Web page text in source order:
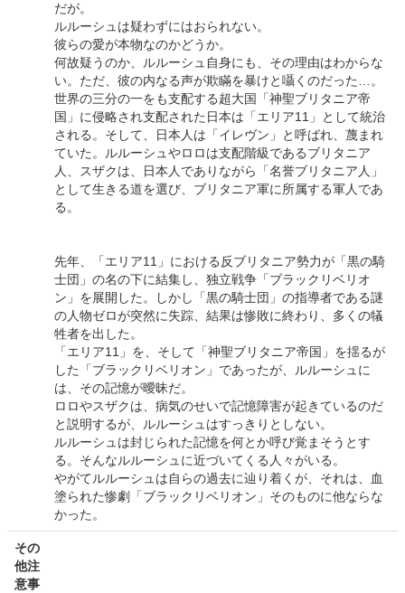
だが。
ルルーシュは疑わずにはおられない。
彼らの愛が本物なのかどうか。
何故疑うのか、ルルーシュ自身にも、その理由はわからな
い。ただ、彼の内なる声が欺瞞を暴けと囁くのだった…。
世界の三分の一をも支配する超大国「神聖ブリタニア帝
国」に侵略され支配された日本は「エリア11」として統治
される。そして、日本人は「イレヴン」と呼ばれ、蔑まれ
ていた。ルルーシュやロロは支配階級であるブリタニア
人、スザクは、日本人でありながら「名誉ブリタニア人」
として生きる道を選び、ブリタニア軍に所属する軍人であ
る。
先年、「エリア11」における反ブリタニア勢力が「黒の騎
士団」の名の下に結集し、独立戦争「ブラックリベリオ
ン」を展開した。しかし「黒の騎士団」の指導者である謎
の人物ゼロが突然に失踪、結果は惨敗に終わり、多くの犠
牲者を出した。
「エリア11」を、そして「神聖ブリタニア帝国」を揺るが
した「ブラックリベリオン」であったが、ルルーシュに
は、その記憶が曖昧だ。
ロロやスザクは、病気のせいで記憶障害が起きているのだ
と説明するが、ルルーシュはすっきりとしない。
ルルーシュは封じられた記憶を何とか呼び覚まそうとす
る。そんなルルーシュに近づいてくる人々がいる。
やがてルルーシュは自らの過去に辿り着くが、それは、血
塗られた惨劇「ブラックリベリオン」そのものに他ならな
かった。
その
他注
意事